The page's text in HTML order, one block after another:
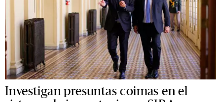
Investigan presuntas coimas en el